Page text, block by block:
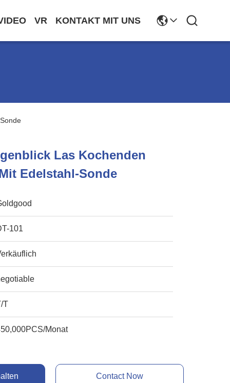
VR KONTAKT MIT UNS
Las Kochenden
Edelstahl-Sonde
101
T
Monat
Contact Now